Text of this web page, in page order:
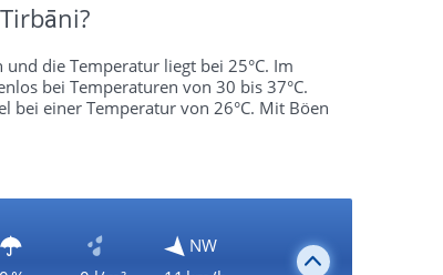
die Temperatur liegt bei 25°C. Im
bei Temperaturen von 30 bis 37°C.
bei einer Temperatur von 26°C. Mit Böen
NW